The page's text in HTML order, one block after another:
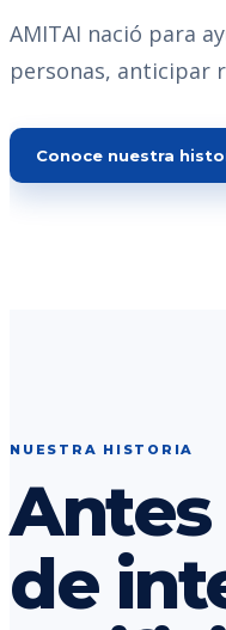
AMITAI nació para
personas, anticipar
Conoce nuestra
NUESTRA HISTORIA
de